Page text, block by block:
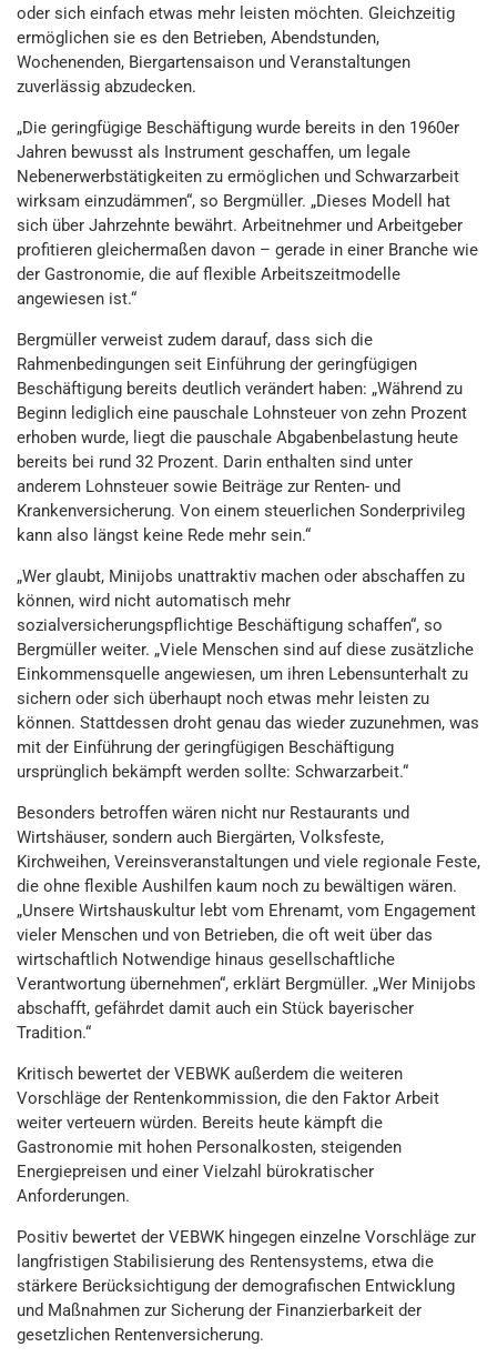
oder sich einfach etwas mehr leisten möchten. Gleichzeitig
ermöglichen sie es den Betrieben, Abendstunden,
Wochenenden, Biergartensaison und Veranstaltungen
zuverlässig abzudecken.
„Die geringfügige Beschäftigung wurde bereits in den 1960er
Jahren bewusst als Instrument geschaffen, um legale
Nebenerwerbstätigkeiten zu ermöglichen und Schwarzarbeit
wirksam einzudämmen“, so Bergmüller. „Dieses Modell hat
sich über Jahrzehnte bewährt. Arbeitnehmer und Arbeitgeber
profitieren gleichermaßen davon – gerade in einer Branche wie
der Gastronomie, die auf flexible Arbeitszeitmodelle
angewiesen ist.“
Bergmüller verweist zudem darauf, dass sich die
Rahmenbedingungen seit Einführung der geringfügigen
Beschäftigung bereits deutlich verändert haben: „Während zu
Beginn lediglich eine pauschale Lohnsteuer von zehn Prozent
erhoben wurde, liegt die pauschale Abgabenbelastung heute
bereits bei rund 32 Prozent. Darin enthalten sind unter
anderem Lohnsteuer sowie Beiträge zur Renten- und
Krankenversicherung. Von einem steuerlichen Sonderprivileg
kann also längst keine Rede mehr sein.“
„Wer glaubt, Minijobs unattraktiv machen oder abschaffen zu
können, wird nicht automatisch mehr
sozialversicherungspflichtige Beschäftigung schaffen“, so
Bergmüller weiter. „Viele Menschen sind auf diese zusätzliche
Einkommensquelle angewiesen, um ihren Lebensunterhalt zu
sichern oder sich überhaupt noch etwas mehr leisten zu
können. Stattdessen droht genau das wieder zuzunehmen, was
mit der Einführung der geringfügigen Beschäftigung
ursprünglich bekämpft werden sollte: Schwarzarbeit.“
Besonders betroffen wären nicht nur Restaurants und
Wirtshäuser, sondern auch Biergärten, Volksfeste,
Kirchweihen, Vereinsveranstaltungen und viele regionale Feste,
die ohne flexible Aushilfen kaum noch zu bewältigen wären.
„Unsere Wirtshauskultur lebt vom Ehrenamt, vom Engagement
vieler Menschen und von Betrieben, die oft weit über das
wirtschaftlich Notwendige hinaus gesellschaftliche
Verantwortung übernehmen“, erklärt Bergmüller. „Wer Minijobs
abschafft, gefährdet damit auch ein Stück bayerischer
Tradition.“
Kritisch bewertet der VEBWK außerdem die weiteren
Vorschläge der Rentenkommission, die den Faktor Arbeit
weiter verteuern würden. Bereits heute kämpft die
Gastronomie mit hohen Personalkosten, steigenden
Energiepreisen und einer Vielzahl bürokratischer
Anforderungen.
Positiv bewertet der VEBWK hingegen einzelne Vorschläge zur
langfristigen Stabilisierung des Rentensystems, etwa die
stärkere Berücksichtigung der demografischen Entwicklung
und Maßnahmen zur Sicherung der Finanzierbarkeit der
gesetzlichen Rentenversicherung.